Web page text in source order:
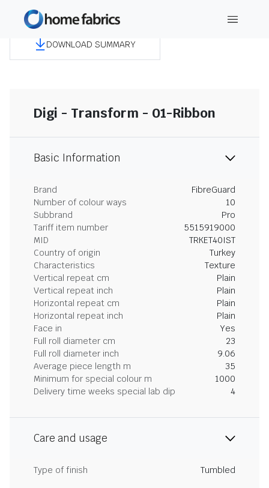
DOWNLOAD SUMMARY
Digi - Transform - 01-Ribbon
Basic Information
Brand
FibreGuard
Number of colour ways
10
Subbrand
Pro
Tariff item number
5515919000
MID
TRKET40IST
Country of origin
Turkey
Characteristics
Texture
Vertical repeat cm
Plain
Vertical repeat inch
Plain
Horizontal repeat cm
Plain
Horizontal repeat inch
Plain
Face in
Yes
Full roll diameter cm
23
Full roll diameter inch
9.06
Average piece length m
35
Minimum for special colour m
1000
Delivery time weeks special lab dip
4
Care and usage
Type of finish Tumbled